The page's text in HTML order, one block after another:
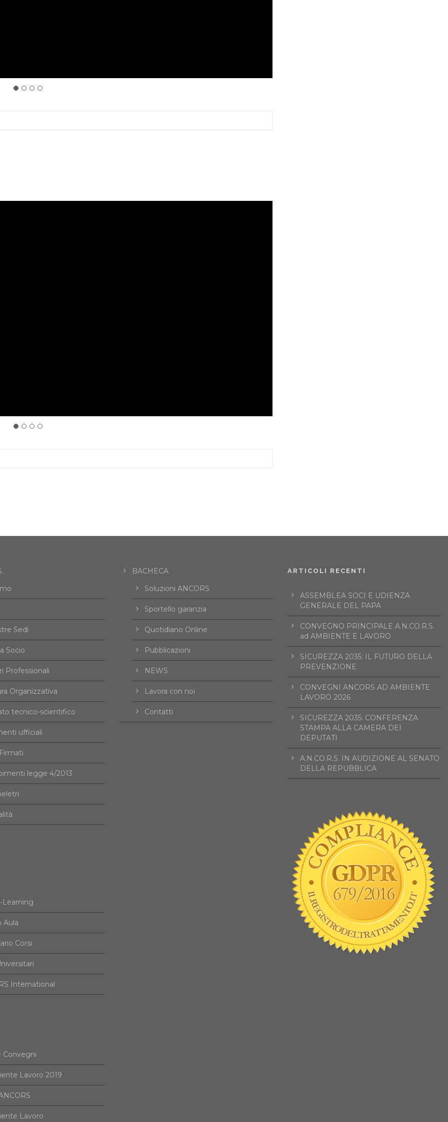
Sedi
Socio
Professionali
Organizzativa
tecnico-scientifico
ufficiali
legge 4/2013
Learning
Aula
Corsi
International
Convegni
Lavoro 2019
Lavoro
BACHECA
Soluzioni ANCORS
Sportello garanzia
Quotidiano Online
Pubblicazioni
NEWS
Lavora con noi
Contatti
ARTICOLI RECENTI
ASSEMBLEA SOCI E UDIENZA
GENERALE DEL PAPA
CONVEGNO PRINCIPALE A.N.CO.R.S.
ad AMBIENTE E LAVORO
SICUREZZA 2035: IL FUTURO DELLA
PREVENZIONE
CONVEGNI ANCORS AD AMBIENTE
LAVORO 2026
SICUREZZA 2035: CONFERENZA
STAMPA ALLA CAMERA DEI
DEPUTATI
A.N.CO.R.S. IN AUDIZIONE AL SENATO
DELLA REPUBBLICA